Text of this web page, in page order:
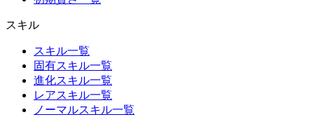
スキル
スキル一覧
固有スキル一覧
進化スキル一覧
レアスキル一覧
ノーマルスキル一覧